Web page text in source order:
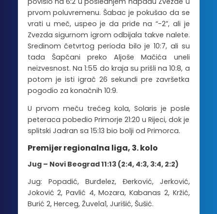
prvom poluvremenu. Šabac je pokušao da se
vrati u meč, uspeo je da priđe na “-2”, ali je
Zvezda sigurnom igrom odbijala takve nalete.
Sredinom četvrtog perioda bilo je 10:7, ali su
tada Šapčani preko Aljoše Mačića uneli
neizvesnost. Na 1:55 do kraja su prišli na 10:8, a
potom je isti igrač 26 sekundi pre završetka
pogodio za konačnih 10:9.
U prvom meču trećeg kola, Solaris je posle
peteraca pobedio Primorje 21:20 u Rijeci, dok je
splitski Jadran sa 15:13 bio bolji od Primorca.
Premijer regionalna liga, 3. kolo
Jug – Novi Beograd 11:13 (2:4, 4:3, 3:4, 2:2)
Jug: Popadić, Burđelez, Đerković, Jerković,
Joković 2, Pavlić 4, Mozara, Kabanas 2, Kržić,
Burić 2, Herceg, Žuvela1, Jurišić, Šušić.